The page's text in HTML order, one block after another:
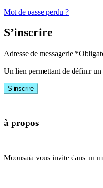
Mot de passe perdu ?
S’inscrire
Adresse de messagerie *
Un lien permettant de définir un
S’inscrire
à propos
Moonsaïa vous invite dans un